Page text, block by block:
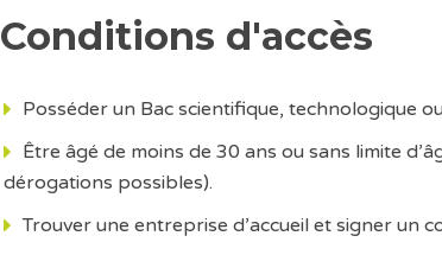
Conditions d'accès
Posséder un Bac scientifique, technologique
Être âgé de moins de 30 ans ou sans limite
dérogations possibles).
Trouver une entreprise d’accueil et signer un